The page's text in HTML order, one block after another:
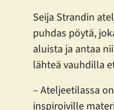
Seija Strandin
puhdas pöytä,
aluista ja antaa
lähteä vauhdilla
– Ateljeetilassa
inspiroiville